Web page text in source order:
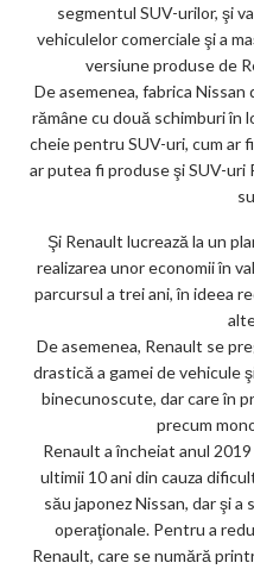
segmentul SUV-urilor, şi
vehiculelor comerciale şi a
versiune produse de
De asemenea, fabrica Nissan
rămâne cu două schimburi în
cheie pentru SUV-uri, cum ar
ar putea fi produse şi SUV-uri
Şi Renault lucrează la un
realizarea unor economii în
parcursul a trei ani, în ideea
De asemenea, Renault se
drastică a gamei de vehicule
binecunoscute, dar care în
precum
Renault a încheiat anul
ultimii 10 ani din cauza
său japonez Nissan, dar şi a
operaţionale. Pentru a
Renault, care se numără